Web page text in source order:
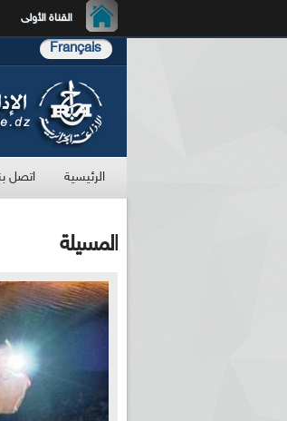
القناة الأولى
Français
الرئيسية اتصل
المسيلة